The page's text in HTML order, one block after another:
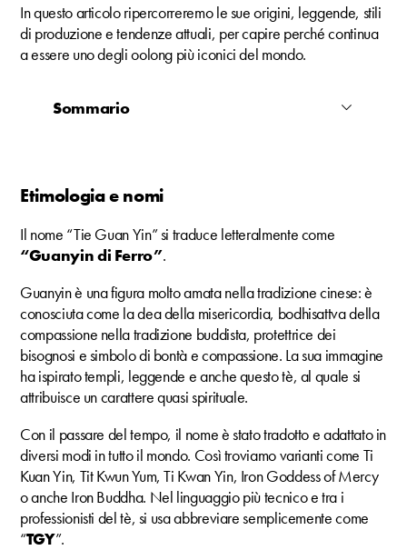
In questo articolo ripercorreremo le sue origini, leggende, stili
di produzione e tendenze attuali, per capire perché continua
a essere uno degli oolong più iconici del mondo.
Sommario
Etimologia e nomi
Il nome “Tie Guan Yin” si traduce letteralmente come
“Guanyin di Ferro”.
Guanyin è una figura molto amata nella tradizione cinese: è
conosciuta come la dea della misericordia, bodhisattva della
compassione nella tradizione buddista, protettrice dei
bisognosi e simbolo di bontà e compassione. La sua immagine
ha ispirato templi, leggende e anche questo tè, al quale si
attribuisce un carattere quasi spirituale.
Con il passare del tempo, il nome è stato tradotto e adattato in
diversi modi in tutto il mondo. Così troviamo varianti come Ti
Kuan Yin, Tit Kwun Yum, Ti Kwan Yin, Iron Goddess of Mercy
o anche Iron Buddha. Nel linguaggio più tecnico e tra i
professionisti del tè, si usa abbreviare semplicemente come
“TGY”.